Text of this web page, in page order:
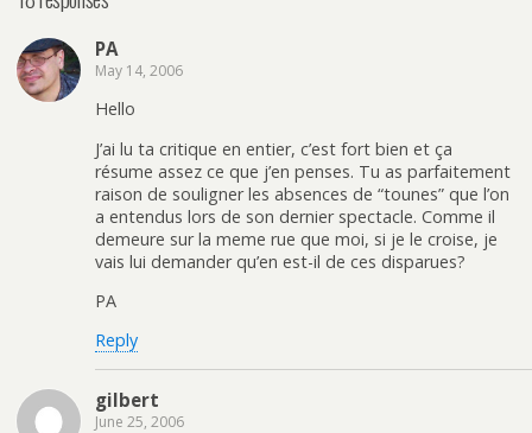
PA
May 14, 2006
Hello
J’ai lu ta critique en entier, c’est fort bien et ça
résume assez ce que j’en penses. Tu as parfaitement
raison de souligner les absences de “tounes” que l’on
a entendus lors de son dernier spectacle. Comme il
demeure sur la meme rue que moi, si je le croise, je
vais lui demander qu’en est-il de ces disparues?
PA
Reply
gilbert
June 25, 2006